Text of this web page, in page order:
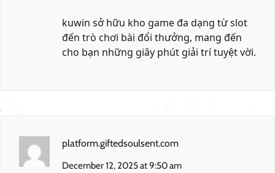
kuwin sở hữu kho game đa dạng từ slot
đến trò chơi bài đổi thưởng, mang đến
cho bạn những giây phút giải trí tuyệt vời.
platform.giftedsoulsent.com
December 12, 2025 at 9:50 am